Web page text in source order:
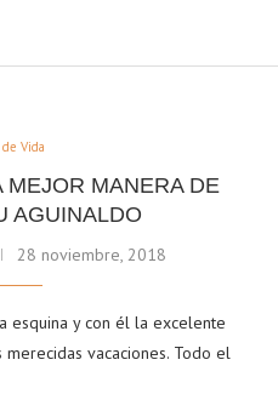
Vida
MEJOR MANERA DE
AGUINALDO
28 noviembre, 2018
esquina y con él la excelente
vacaciones. Todo el